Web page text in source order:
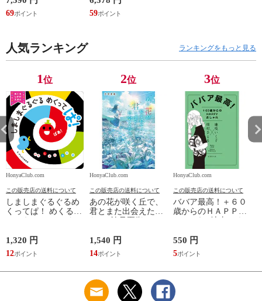
建設請負 第２版 /富
田裕 小里佳嵩
69 59
人気ランキング ランキングをもっと見る
1位
HonyaClub.com
この販売店の送料について
しましまぐるぐるめ
くってぱ！ めくるし
1,320 円
12
2位
HonyaClub.com
この販売店の送料について
あの花が咲く丘で、
君とまた出会えた
1,540 円
14
3位
HonyaClub.com
この販売店の送料について
ババア最高！＋６０
歳からのＨＡＰＰＹ
550 円
5